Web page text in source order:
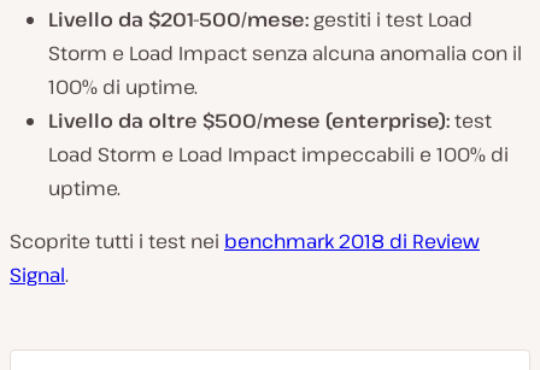
Livello da $201-500/mese: gestiti i test Load
Storm e Load Impact senza alcuna anomalia con il
100% di uptime.
Livello da oltre $500/mese (enterprise):test
Load Storm e Load Impact impeccabili e 100% di
uptime.
Scoprite tutti i test nei benchmark 2018 di Review
Signal.